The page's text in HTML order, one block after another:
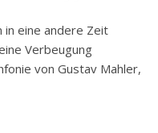
in eine andere Zeit
Verbeugung
von Gustav Mahler,